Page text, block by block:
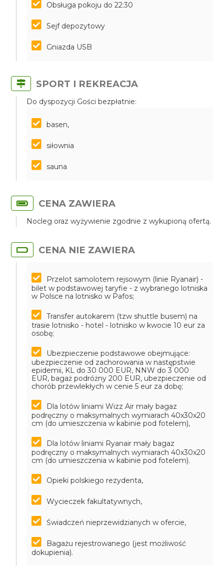
Obsługa pokoju do 22:30
Sejf depozytowy
Gniazda USB
SPORT I REKREACJA
Do dyspozycji Gości bezpłatnie:
basen,
siłownia
sauna
CENA ZAWIERA
Nocleg oraz wyżywienie zgodnie z wykupioną ofertą.
CENA NIE ZAWIERA
Przelot samolotem rejsowym (linie Ryanair) -
bilet w podstawowej taryfie - z wybranego lotniska
w Polsce na lotnisko w Pafos;
Transfer autokarem (tzw shuttle busem) na
trasie lotnisko - hotel - lotnisko w kwocie 10 eur za
osobę;
Ubezpieczenie podstawowe obejmujące:
ubezpieczenie od zachorowania w następstwie
epidemii, KL do 30 000 EUR, NNW do 3 000
EUR, bagaż podróżny 200 EUR, ubezpieczenie od
chorób przewlekłych w cenie 5 eur za dobę;
Dla lotów liniami Wizz Air mały bagaz
podręczny o maksymalnych wymiarach 40x30x20
cm (do umieszczenia w kabinie pod fotelem),
Dla lotów liniami Ryanair mały bagaz
podręczny o maksymalnych wymiarach 40x30x20
cm (do umieszczenia w kabinie pod fotelem).
Opieki polskiego rezydenta,
Wycieczek fakultatywnych,
Świadczeń nieprzewidzianych w ofercie,
Bagażu rejestrowanego (jest możliwość
dokupienia).